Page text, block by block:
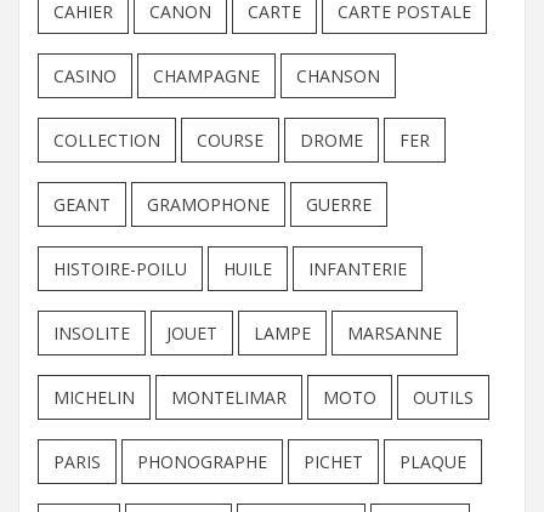
CAHIER CANON CARTE CARTE POSTALE
CASINO CHAMPAGNE CHANSON
COLLECTION COURSE DROME FER
GEANT GRAMOPHONE GUERRE
HISTOIRE-POILU HUILE INFANTERIE
INSOLITE JOUET LAMPE MARSANNE
MICHELIN MONTELIMAR MOTO OUTILS
PARIS PHONOGRAPHE PICHET PLAQUE